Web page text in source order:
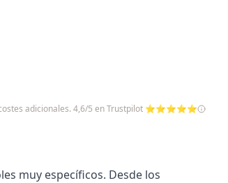
adicionales. 4,6/5 en Trustpilot ⭐⭐⭐⭐⭐
muy específicos. Desde los